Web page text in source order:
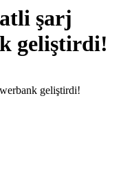
şarj
geliştirdi!